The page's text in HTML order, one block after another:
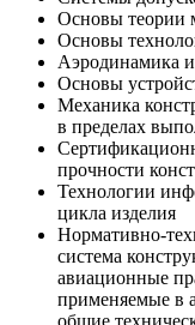
Основы теории
Основы
Аэродинамика
Основы
Механика
в пределах
прочности
Технологии
цикла изделия
Нормативно-
система
авиационные
применяемые в